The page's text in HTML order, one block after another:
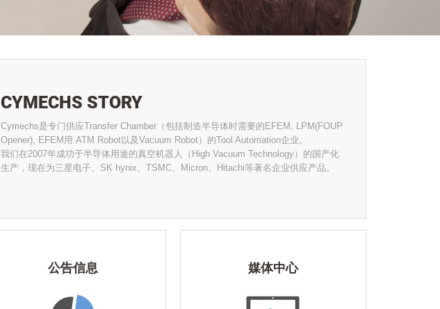
CYMECHS STORY
Cymechs是专门供应Transfer Chamber（包括制造半导体时需要的EFEM, LPM(FOUP
Opener), EFEM用 ATM Robot以及Vacuum Robot）的Tool Automation企业。
我们在2007年成功于半导体用途的真空机器人（High Vacuum Technology）的国产化
生产，现在为三星电子、SK hynix、TSMC、Micron、Hitachi等著名企业供应产品。
公告信息 媒体中心